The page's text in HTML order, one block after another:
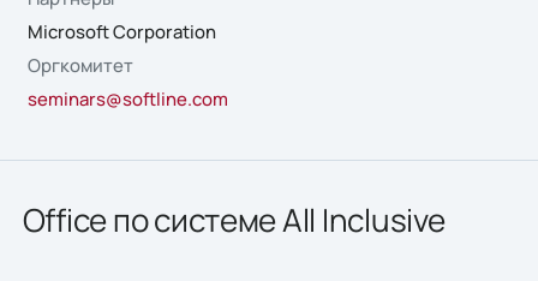
Microsoft Corporation
Оргкомитет
seminars@softline.com
Office по системе All Inclusive